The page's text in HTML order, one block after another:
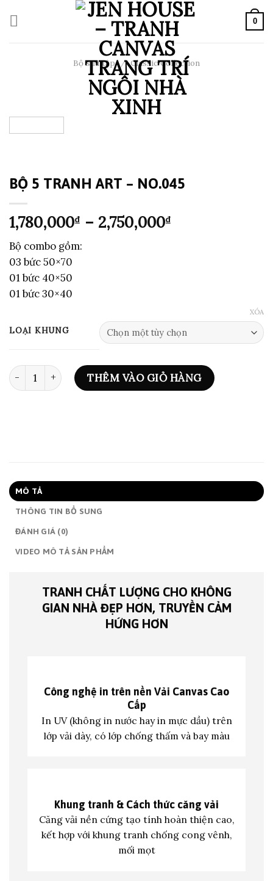
0
Bộ sưu tập / Classic Collection
BỘ 5 TRANH ART – NO.045
1,780,000₫ – 2,750,000₫
Bộ combo gồm:
03 bức 50×70
01 bức 40×50
01 bức 30×40
LOẠI KHUNG
XÓA
BỘ 5 TRANH ART - NO.045 số lượng
THÊM VÀO GIỎ HÀNG
MÔ TẢ
THÔNG TIN BỔ SUNG
ĐÁNH GIÁ (0)
VIDEO MÔ TẢ SẢN PHẨM
TRANH CHẤT LƯỢNG CHO KHÔNG
GIAN NHÀ ĐẸP HƠN, TRUYỀN CẢM
HỨNG HƠN
Công nghệ in trên nền Vải Canvas Cao
Cấp
In UV (không in nước hay in mực dầu) trên
lớp vải dày, có lớp chống thấm và bay màu
Khung tranh & Cách thức căng vải
Căng vải nền cứng tạo tính hoàn thiện cao,
kết hợp với khung tranh chống cong vênh,
mối mọt